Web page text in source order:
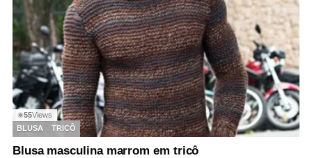
◉55Views
BLUSA
TRICÔ
Blusa masculina marrom em tricô